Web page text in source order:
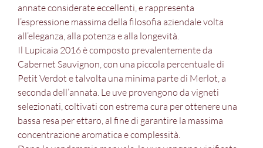
annate considerate eccellenti, e rappresenta
l’espressione massima della filosofia aziendale volta
all’eleganza, alla potenza e alla longevità.
Il Lupicaia 2016 è composto prevalentemente da
Cabernet Sauvignon, con una piccola percentuale di
Petit Verdot e talvolta una minima parte di Merlot, a
seconda dell’annata. Le uve provengono da vigneti
selezionati, coltivati con estrema cura per ottenere una
bassa resa per ettaro, al fine di garantire la massima
concentrazione aromatica e complessità.